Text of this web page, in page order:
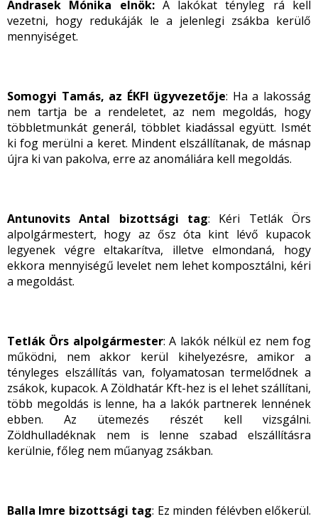
Andrasek Mónika elnök:A lakókat tényleg rá kell
vezetni, hogy redukáják le a jelenlegi zsákba kerülő
mennyiséget.
Somogyi Tamás, az ÉKFI ügyvezetője: Ha a lakosság
nem tartja be a rendeletet, az nem megoldás, hogy
többletmunkát generál, többlet kiadással együtt. Ismét
ki fog merülni a keret. Mindent elszállítanak, de másnap
újra ki van pakolva, erre az anomáliára kell megoldás.
Antunovits Antal bizottsági tag: Kéri Tetlák Örs
alpolgármestert, hogy az ősz óta kint lévő kupacok
legyenek végre eltakarítva, illetve elmondaná, hogy
ekkora mennyiségű levelet nem lehet komposztálni, kéri
a megoldást.
Tetlák Örs alpolgármester: A lakók nélkül ez nem fog
működni, nem akkor kerül kihelyezésre, amikor a
tényleges elszállítás van, folyamatosan termelődnek a
zsákok, kupacok. A Zöldhatár Kft-hez is el lehet szállítani,
több megoldás is lenne, ha a lakók partnerek lennének
ebben. Az ütemezés részét kell vizsgálni.
Zöldhulladéknak nem is lenne szabad elszállításra
kerülnie, főleg nem műanyag zsákban.
Balla Imre bizottsági tag: Ez minden félévben előkerül.